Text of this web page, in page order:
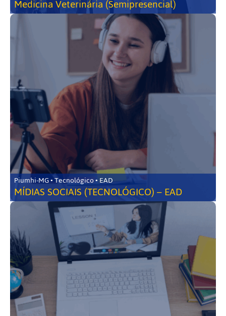
Medicina Veterinária (Semipresencial)
Piumhi-MG • Tecnológico • EAD
MÍDIAS SOCIAIS (TECNOLÓGICO) – EAD